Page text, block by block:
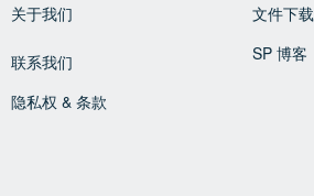
关于我们
联系我们
隐私权 & 条款
文件下载
SP 博客